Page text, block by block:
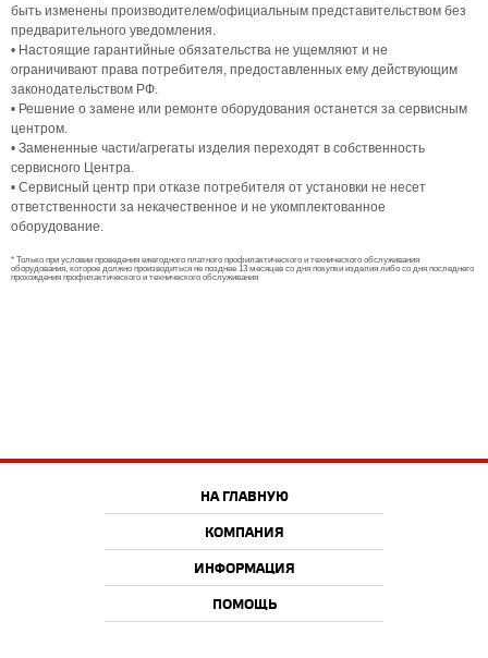
быть изменены производителем/официальным представительством без
предварительного уведомления.
• Настоящие гарантийные обязательства не ущемляют и не
ограничивают права потребителя, предоставленных ему действующим
законодательством РФ.
• Решение о замене или ремонте оборудования останется за сервисным
центром.
• Замененные части/агрегаты изделия переходят в собственность
сервисного Центра.
• Сервисный центр при отказе потребителя от установки не несет
ответственности за некачественное и не укомплектованное
оборудование.
* Только при условии проведения ежегодного платного профилактического и технического обслуживания
оборудования, которое должно производиться не позднее 13 месяцев со дня покупки изделия либо со дня последнего
прохождения профилактического и технического обслуживания
НА ГЛАВНУЮ
КОМПАНИЯ
ИНФОРМАЦИЯ
ПОМОЩЬ